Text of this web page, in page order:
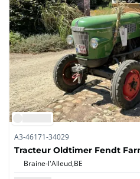
A3-46171-34029
Tracteur Oldtimer Fendt
Braine-l'Alleud,BE